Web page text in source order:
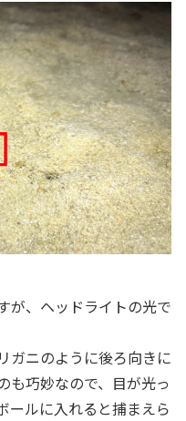
が、ヘッドライトの光で
ガニのように後ろ向きに
も巧妙なので、目が光っ
ールに入れると捕まえら